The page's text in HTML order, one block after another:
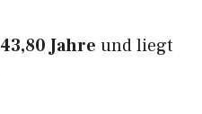
43,80 Jahre und liegt